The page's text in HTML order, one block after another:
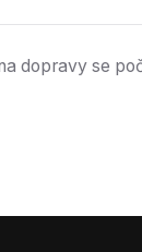
dopravy se